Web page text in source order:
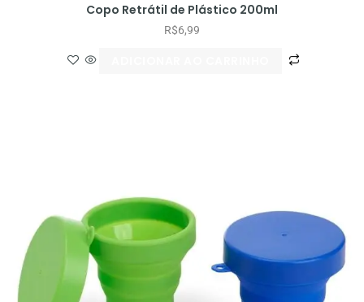
Copo Retrátil de Plástico 200ml
R$6,99